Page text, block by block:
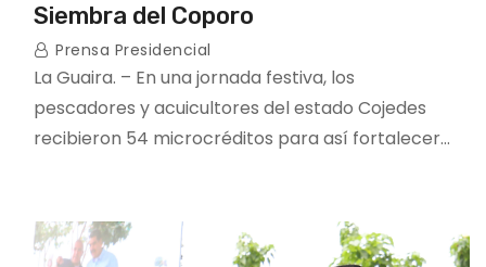
Siembra del Coporo
Prensa Presidencial
La Guaira. – En una jornada festiva, los
pescadores y acuicultores del estado Cojedes
recibieron 54 microcréditos para así fortalecer…